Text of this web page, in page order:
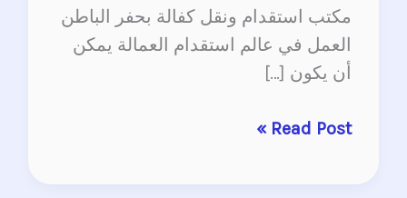
مكتب استقدام ونقل كفالة بحفر الباطن
العمل في عالم استقدام العمالة يمكن
أن يكون […]
Read Post »